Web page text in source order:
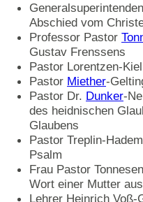
Abschied vom
Professor Pastor
Gustav Frenssens
Pastor Lorentzen-
Pastor Miether-
Pastor Dr. Dunker-
des heidnischen
Glaubens
Pastor Treplin-
Psalm
Frau Pastor
Wort einer Mutter
Lehrer Heinrich Voß-